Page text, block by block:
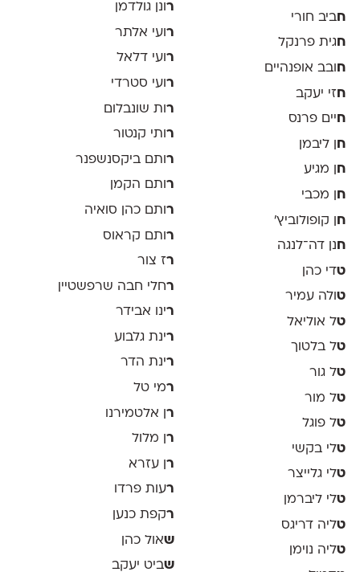
חביב חורי
חגית פרנקל
ח ובב אופנהיים
חזי יעקב
ח יים פרנס
ח
ן ליבמן
ח ן מגיע
ח
ן מכבי
חן קופולוביץ'
ח נן דה־לנגה
טדי כהן
טולה עמיר
טל אוליאל
טל בלטוך
טל גור
טל מור
טל פוגל
טלי בקשי
טלי גלייצר
טלי ליברמן
טליה דריגס
טליה נוימן
ר ונן גולדמן
ר ועי אלתר
רועי דלאל
ר ועי סטרדי
רות שונבלום
ר ותי קנטור
ר ותם ביקסנשפנר
רותם הקמן
ר ותם כהן סואיה
רותם קראוס
רז צור
רחלי חבה שרפשטיין
רינו אבידר
רינת גלבוע
רינת הדר
רמי טל
ר ן אלטמירנו
ר ן מלול
ר ן עזרא
רעות פרדו
רקפת כנען
שאול כהן
שביט יעקב